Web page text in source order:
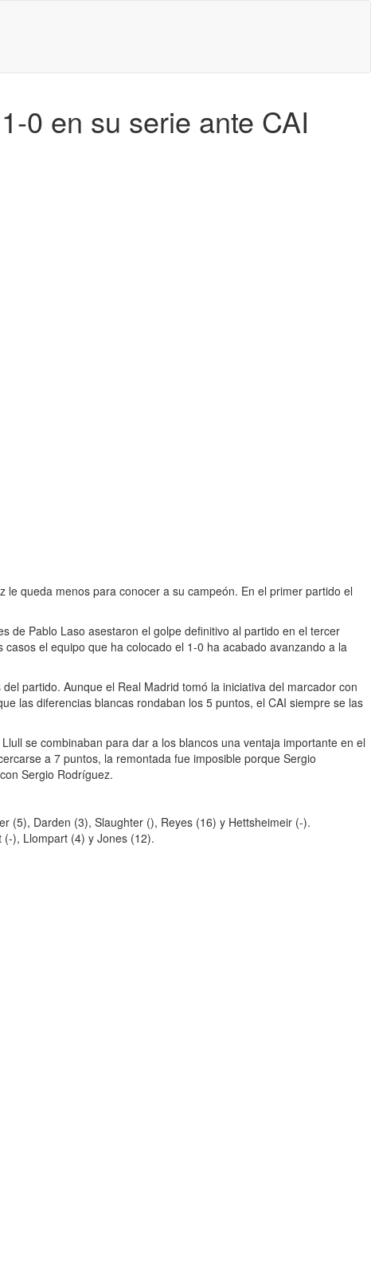
0 en su serie ante CAI
queda menos para conocer a su campeón. En el primer partido el
de Pablo Laso asestaron el golpe definitivo al partido en el tercer
el equipo que ha colocado el 1-0 ha acabado avanzando a la
partido. Aunque el Real Madrid tomó la iniciativa del marcador con
las diferencias blancas rondaban los 5 puntos, el CAI siempre se las
se combinaban para dar a los blancos una ventaja importante en el
a 7 puntos, la remontada fue imposible porque Sergio
con Sergio Rodríguez.
(5), Darden (3), Slaughter (), Reyes (16) y Hettsheimeir (-).
(-), Llompart (4) y Jones (12).